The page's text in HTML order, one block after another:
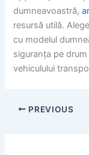
dumneavoastră,
resursă utilă.
cu modelul
siguranța pe
vehiculului
PREVIOUS